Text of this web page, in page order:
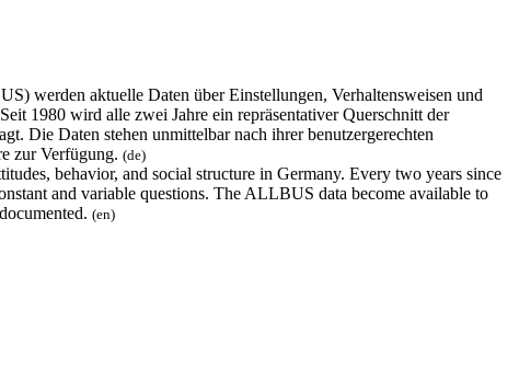
werden aktuelle Daten über Einstellungen, Verhaltensweisen und
1980 wird alle zwei Jahre ein repräsentativer Querschnitt der
Die Daten stehen unmittelbar nach ihrer benutzergerechten
zur Verfügung. (de)
behavior, and social structure in Germany. Every two years since
and variable questions. The ALLBUS data become available to
(en)